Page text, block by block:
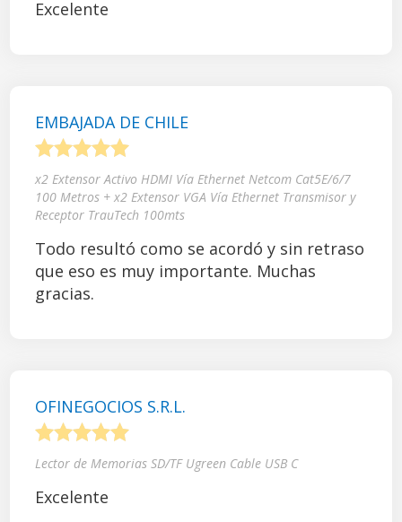
Excelente
EMBAJADA DE CHILE
x2 Extensor Activo HDMI Vía Ethernet Netcom Cat5E/6/7
100 Metros + x2 Extensor VGA Vía Ethernet Transmisor y
Receptor TrauTech 100mts
Todo resultó como se acordó y sin retraso
que eso es muy importante. Muchas
gracias.
OFINEGOCIOS S.R.L.
Lector de Memorias SD/TF Ugreen Cable USB C
Excelente